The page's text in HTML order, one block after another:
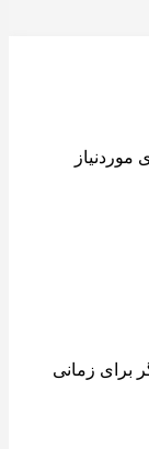
برای زمانی